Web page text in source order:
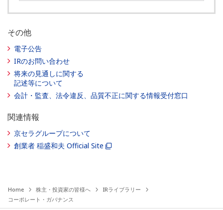
その他
電子公告
IRのお問い合わせ
将来の見通しに関する
記述等について
会計・監査、法令違反、品質不正に関する情報受付窓口
関連情報
京セラグループについて
創業者 稲盛和夫 Official Site
Home 株主・投資家の皆様へ
IRライブラリー
コーポレート・ガバナンス